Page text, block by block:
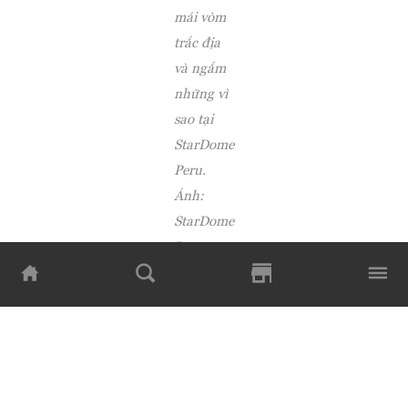
mái vòm
trắc địa
và ngắm
những vì
sao tại
StarDome
Peru.
Ảnh:
StarDome
Peru